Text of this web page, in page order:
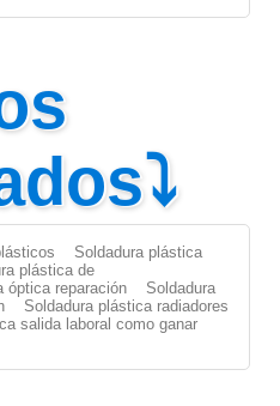
Soldadura plástica
plástica de
óptica reparación
Soldadura
Soldadura plástica radiadores
salida laboral como ganar